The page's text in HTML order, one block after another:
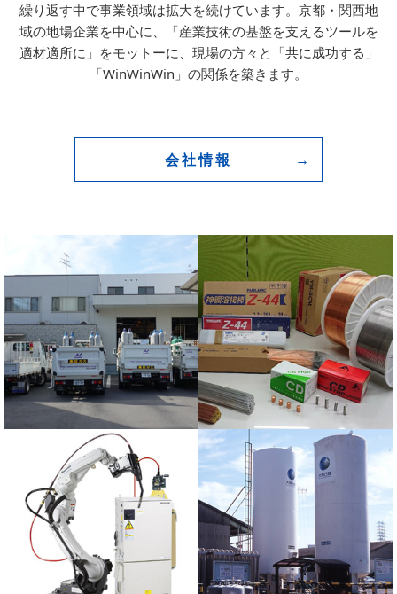
繰り返す中で事業領域は拡大を続けています。 京都・関西地
域の地場企業を中心に、「産業技術の基盤を支えるツールを
適材適所に」をモットーに、 現場の方々と「共に成功する」
「WinWinWin」の関係を築きます。
会社情報